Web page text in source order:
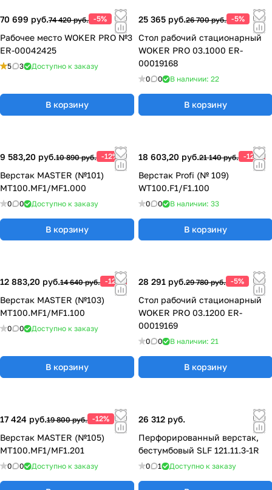
70 699 руб.74 420 руб. -5%
Рабочее место WOKER PRO №3
ER-00042425
5 3 Доступно к заказу
В корзину
25 365 руб.26 700 руб. -5%
Стол рабочий стационарный
WOKER PRO 03.1000 ER-
00019168
0 0 В наличии: 22
В корзину
9 583,20 руб.10 890 руб. -12%
Верстак MASTER (№101)
MT100.MF1/MF1.000
0 0 Доступно к заказу
В корзину
18 603,20 руб.21 140 руб. -12%
Верстак Profi (№ 109)
WT100.F1/F1.100
0 0 В наличии: 33
В корзину
12 883,20 руб.14 640 руб. -12%
Верстак MASTER (№103)
MT100.MF1/MF1.100
0 0 Доступно к заказу
В корзину
28 291 руб.29 780 руб. -5%
Стол рабочий стационарный
WOKER PRO 03.1200 ER-
00019169
0 0 В наличии: 21
В корзину
17 424 руб.19 800 руб. -12%
Верстак MASTER (№105)
MT100.MF1/MF1.201
0 0 Доступно к заказу
26 312 руб.
Перфорированный верстак,
бестумбовый SLF 121.11.3-1R
0 1 Доступно к заказу